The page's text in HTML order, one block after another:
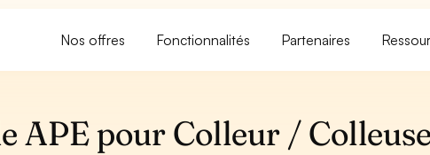
Nos offres Fonctionnalités Partenaires
APE pour Colleur /